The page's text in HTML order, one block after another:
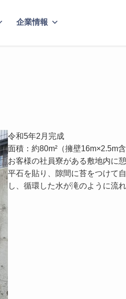
企業情報
令和5年2月完成
面積：約80m²（擁壁16m×2.5m含
お客様の社員寮がある敷地内に
平石を貼り、隙間に苔をつけて
し、循環した水が滝のように流